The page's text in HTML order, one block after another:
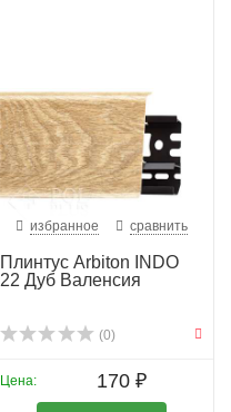
избранное сравнить
Плинтус Arbiton INDO
22 Дуб Валенсия
(0)
Цена: 170 ₽